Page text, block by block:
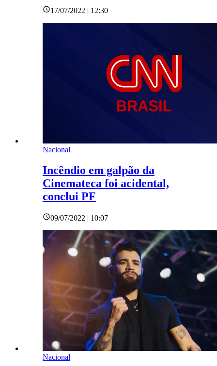
17/07/2022 | 12:30
Nacional
Incêndio em galpão da
Cinemateca foi acidental,
conclui PF
09/07/2022 | 10:07
Nacional